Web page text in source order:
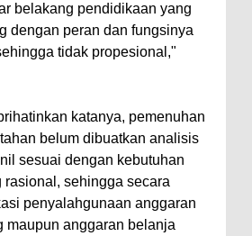
belakang pendidikaan yang
dengan peran dan fungsinya
tidak propesional,"
katanya, pemenuhan
belum dibuatkan analisis
sesuai dengan kebutuhan
rasional, sehingga secara
penyalahgunaan anggaran
maupun anggaran belanja